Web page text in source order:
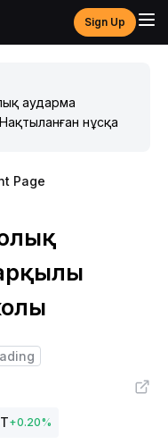
Sign Up
аударма
нұсқа
Page
+0.20%